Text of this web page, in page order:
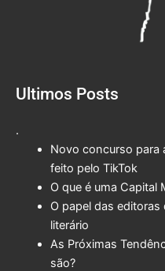
Ultimos Posts
.
Novo concurso para
feito pelo TikTok
O que é uma Capital
O papel das
literário
As Próximas
são?